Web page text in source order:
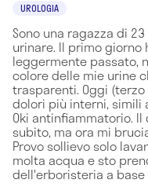
UROLOGIA
Sono una ragazza di
urinare. Il primo
leggermente passato,
colore delle mie urine
trasparenti. Oggi
dolori più interni, simili
Oki antinfiammatorio.
subito, ma ora mi
Provo sollievo solo
molta acqua e sto
dell'erboristeria a